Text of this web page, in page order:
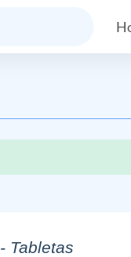
- Tabletas